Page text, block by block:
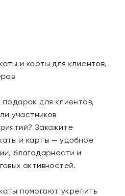
и карты для клиентов,
для клиентов,
участников
Закажите
и карты — удобное
благодарности и
активностей.
помогают укрепить